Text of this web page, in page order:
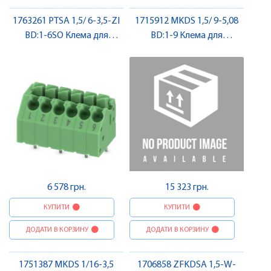
1763261 PTSA 1,5/ 6-3,5-ZI
BD:1-6SO Клема для
6 578 грн.
КУПИТИ
ДОДАТИ В КОРЗИНУ
1715912 MKDS 1,5/ 9-5,08
BD:1-9 Клема для
Pheonix Contact
15 323 грн.
КУПИТИ
ДОДАТИ В КОРЗИНУ
1751387 MKDS 1/16-3,5 1706858 ZFKDSA 1,5-W-